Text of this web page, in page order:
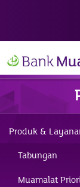
Produk &
Tabungan
Muamalat